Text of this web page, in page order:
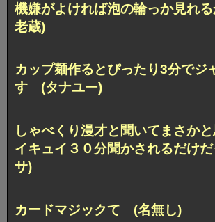
機嫌がよければ泡の輪っか見れ
老蔵)
カップ麺作るとぴったり3分でジ
す (タナユー)
しゃべくり漫才と聞いてまさか
イキュイ３０分聞かされるだけ
サ)
カードマジックて (名無し)